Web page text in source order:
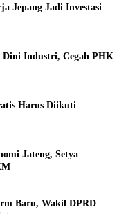
Jepang Jadi Investasi
Dini Industri, Cegah PHK
Harus Diikuti
Jateng, Setya
Baru, Wakil DPRD